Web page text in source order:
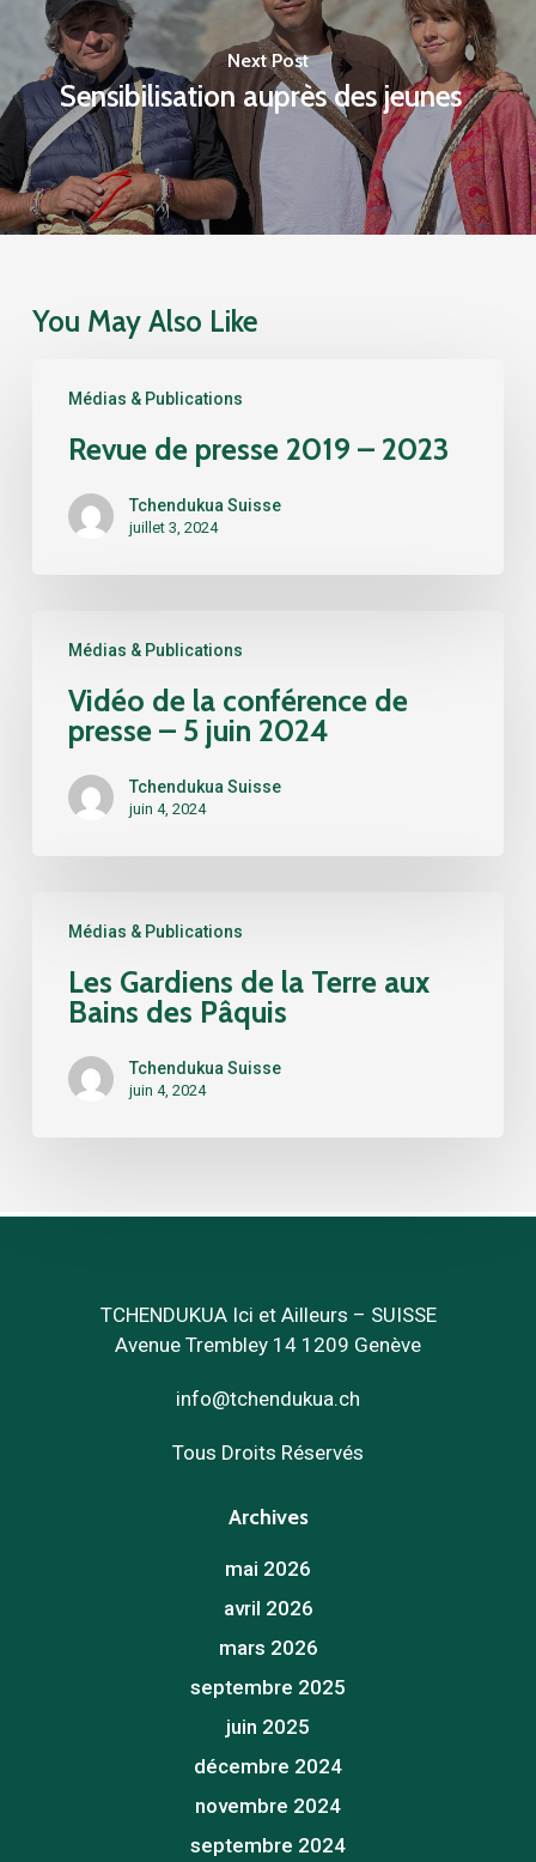
Next Post
Sensibilisation auprès des jeunes
You May Also Like
Médias & Publications
presse
2019
2023
Revue de presse 2019 – 2023
Tchendukua Suisse
juillet 3, 2024
Médias & Publications
conférence
presse
Vidéo de la conférence de
presse – 5 juin 2024
Tchendukua Suisse
juin 4, 2024
Médias & Publications
Gardiens
Terre
Bains
Les Gardiens de la Terre aux
Bains des Pâquis
Tchendukua Suisse
juin 4, 2024
TCHENDUKUA Ici et Ailleurs – SUISSE
Avenue Trembley 14 1209 Genève
info@tchendukua.ch
Tous Droits Réservés
Archives
mai 2026
avril 2026
mars 2026
septembre 2025
juin 2025
décembre 2024
novembre 2024
septembre 2024